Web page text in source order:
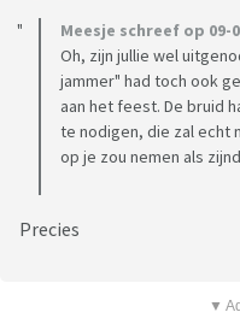
Meesje schreef op 09-
Oh, zijn jullie wel
jammer" had toch ook
aan het feest. De bruid
te nodigen, die zal echt
op je zou nemen als
Precies
▼